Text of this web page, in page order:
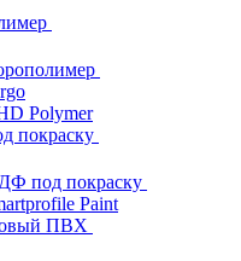
Polymer
покраску
под покраску
Paint
ПВХ